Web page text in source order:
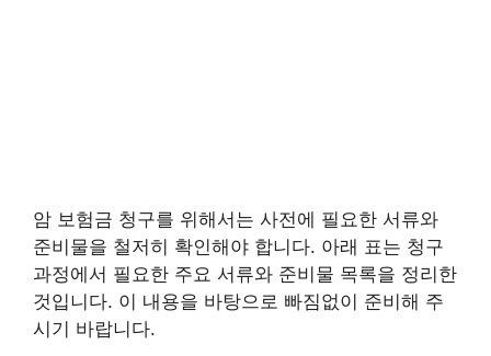
암 보험금 청구를 위해서는 사전에 필요한 서류와
준비물을 철저히 확인해야 합니다. 아래 표는 청구
과정에서 필요한 주요 서류와 준비물 목록을 정리한
것입니다. 이 내용을 바탕으로 빠짐없이 준비해 주
시기 바랍니다.